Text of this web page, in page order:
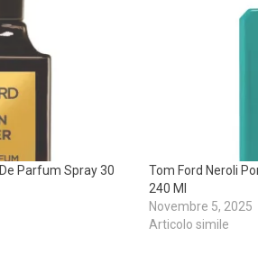
Parfum Spray 30
Tom Ford Neroli
240 Ml
Novembre 5, 2025
Articolo simile